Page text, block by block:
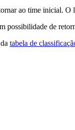
ao time inicial.
possibilidade de
tabela de